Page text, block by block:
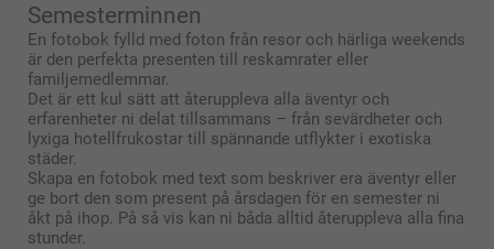
Semesterminnen
En fotobok fylld med foton från resor och härliga weekends
är den perfekta presenten till reskamrater eller
familjemedlemmar.
Det är ett kul sätt att återuppleva alla äventyr och
erfarenheter ni delat tillsammans – från sevärdheter och
lyxiga hotellfrukostar till spännande utflykter i exotiska
städer.
Skapa en fotobok med text som beskriver era äventyr eller
ge bort den som present på årsdagen för en semester ni
åkt på ihop. På så vis kan ni båda alltid återuppleva alla fina
stunder.